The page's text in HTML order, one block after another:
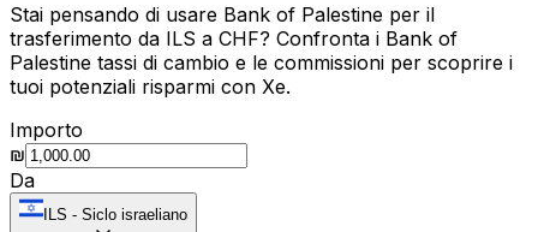
Stai pensando di usare Bank of Palestine per il
trasferimento da ILS a CHF? Confronta i Bank of
Palestine tassi di cambio e le commissioni per scoprire i
tuoi potenziali risparmi con Xe.
Importo
₪
Da
ILS - Siclo israeliano